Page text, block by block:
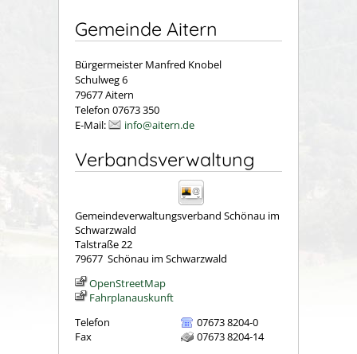
Gemeinde Aitern
Bürgermeister Manfred Knobel
Schulweg 6
79677 Aitern
Telefon 07673 350
E-Mail:
info@aitern.de
Verbandsverwaltung
Gemeindeverwaltungsverband Schönau im
Schwarzwald
Talstraße 22
79677 Schönau im Schwarzwald
OpenStreetMap
Fahrplanauskunft
Telefon
07673 8204-0
Fax
07673 8204-14